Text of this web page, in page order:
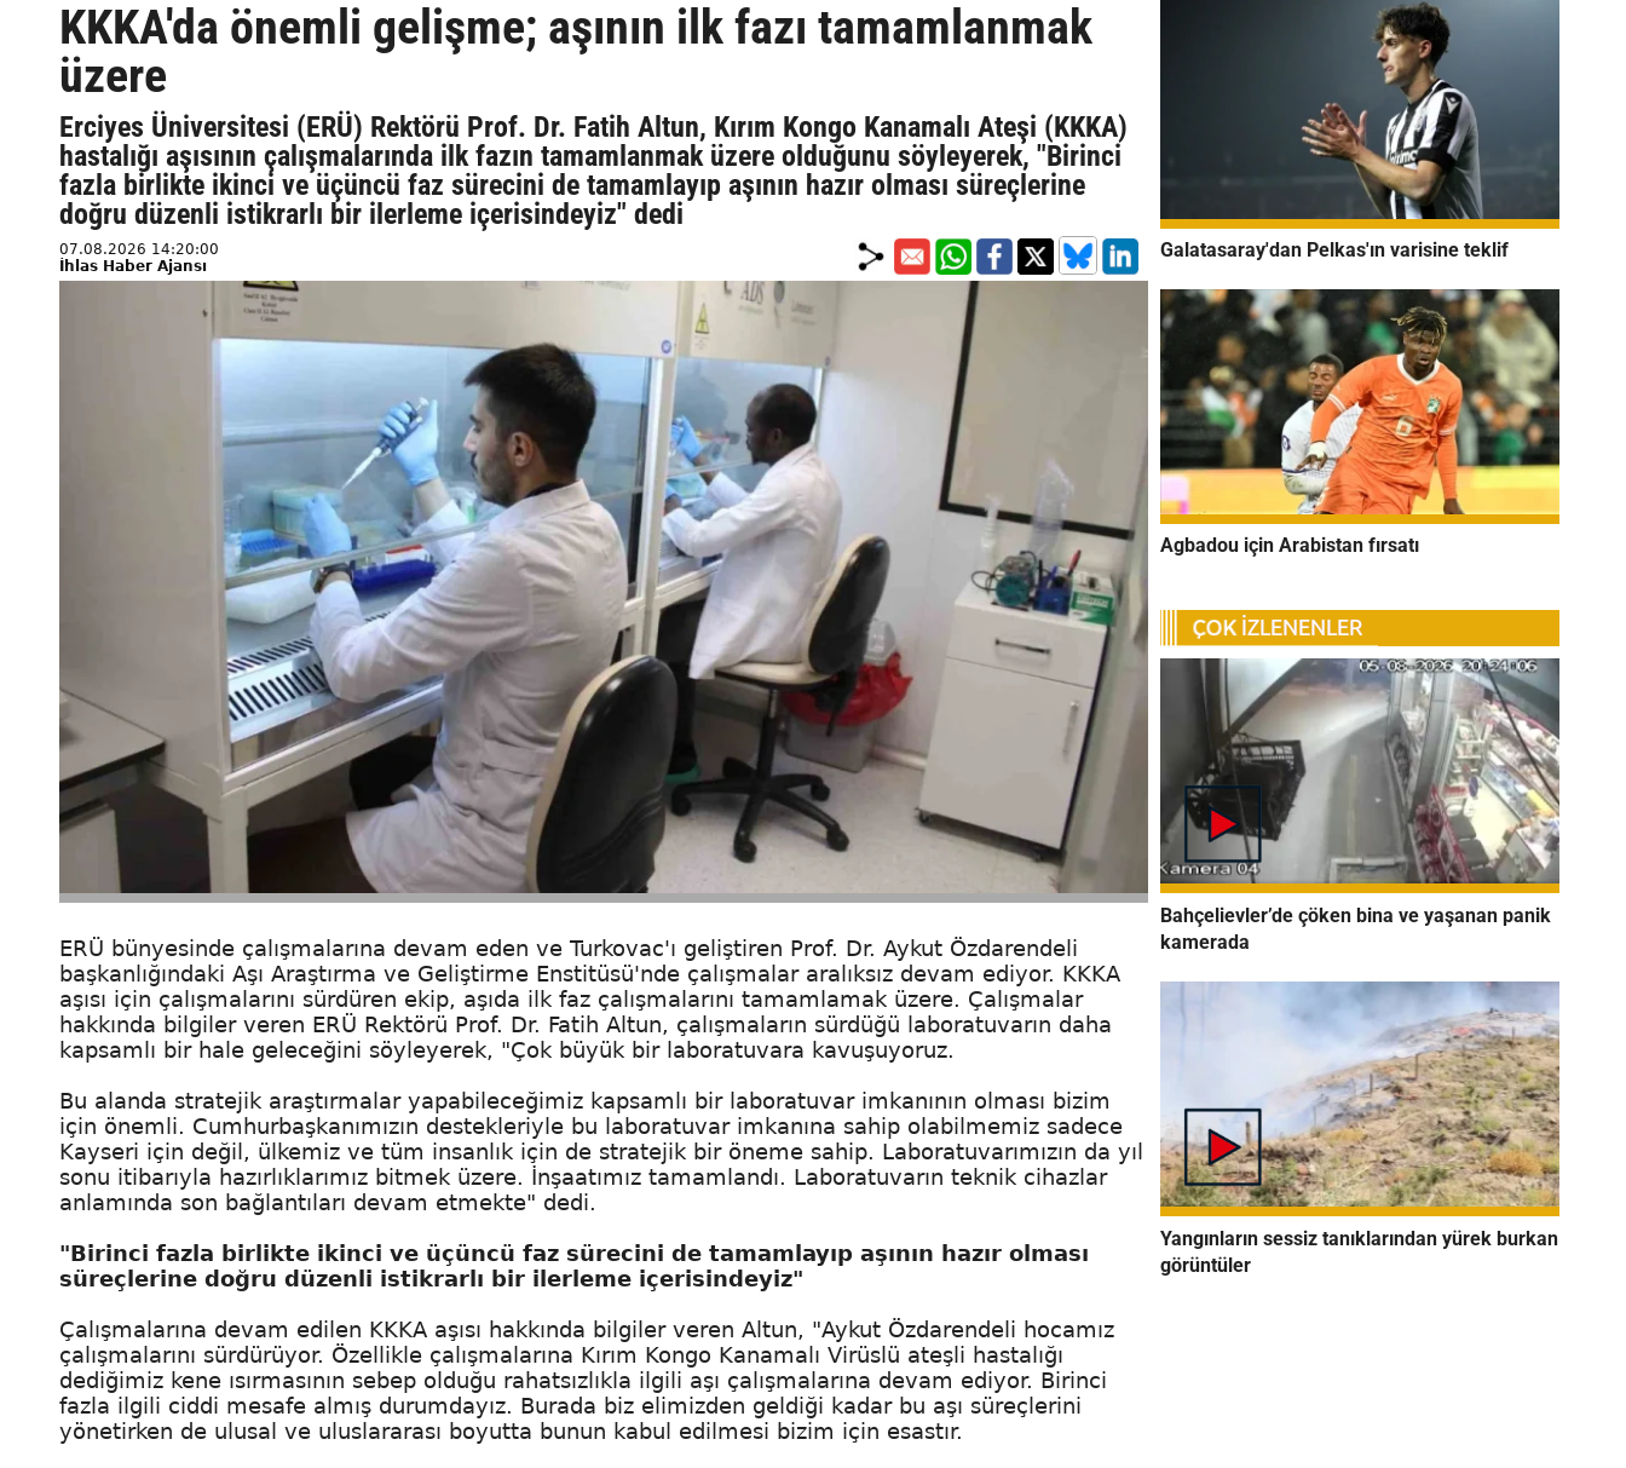
KKKA'da önemli gelişme; aşının ilk fazı tamamlanmak
üzere
Erciyes Üniversitesi (ERÜ) Rektörü Prof. Dr. Fatih Altun, Kırım Kongo Kanamalı Ateşi (KKKA)
hastalığı aşısının çalışmalarında ilk fazın tamamlanmak üzere olduğunu söyleyerek, "Birinci
fazla birlikte ikinci ve üçüncü faz sürecini de tamamlayıp aşının hazır olması süreçlerine
doğru düzenli istikrarlı bir ilerleme içerisindeyiz" dedi
07.08.2026 14:20:00
İhlas Haber Ajansı
ERÜ bünyesinde çalışmalarına devam eden ve Turkovac'ı geliştiren Prof. Dr. Aykut Özdarendeli
başkanlığındaki Aşı Araştırma ve Geliştirme Enstitüsü'nde çalışmalar aralıksız devam ediyor. KKKA
aşısı için çalışmalarını sürdüren ekip, aşıda ilk faz çalışmalarını tamamlamak üzere. Çalışmalar
hakkında bilgiler veren ERÜ Rektörü Prof. Dr. Fatih Altun, çalışmaların sürdüğü laboratuvarın daha
kapsamlı bir hale geleceğini söyleyerek, "Çok büyük bir laboratuvara kavuşuyoruz.
Bu alanda stratejik araştırmalar yapabileceğimiz kapsamlı bir laboratuvar imkanının olması bizim
için önemli. Cumhurbaşkanımızın destekleriyle bu laboratuvar imkanına sahip olabilmemiz sadece
Kayseri için değil, ülkemiz ve tüm insanlık için de stratejik bir öneme sahip. Laboratuvarımızın da yıl
sonu itibarıyla hazırlıklarımız bitmek üzere. İnşaatımız tamamlandı. Laboratuvarın teknik cihazlar
anlamında son bağlantıları devam etmekte" dedi.
"Birinci fazla birlikte ikinci ve üçüncü faz sürecini de tamamlayıp aşının hazır olması
süreçlerine doğru düzenli istikrarlı bir ilerleme içerisindeyiz"
Çalışmalarına devam edilen KKKA aşısı hakkında bilgiler veren Altun, "Aykut Özdarendeli hocamız
çalışmalarını sürdürüyor. Özellikle çalışmalarına Kırım Kongo Kanamalı Virüslü ateşli hastalığı
dediğimiz kene ısırmasının sebep olduğu rahatsızlıkla ilgili aşı çalışmalarına devam ediyor. Birinci
fazla ilgili ciddi mesafe almış durumdayız. Burada biz elimizden geldiği kadar bu aşı süreçlerini
yönetirken de ulusal ve uluslararası boyutta bunun kabul edilmesi bizim için esastır.
Galatasaray'dan Pelkas'ın varisine teklif
Agbadou için Arabistan fırsatı
Bahçelievler’de çöken bina ve yaşanan panik
kamerada
Yangınların sessiz tanıklarından yürek burkan
görüntüler